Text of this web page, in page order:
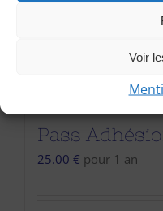
Voir
Pass
25.00 € pour 1 an